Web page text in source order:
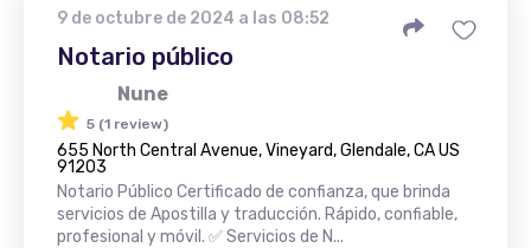
9 de octubre de 2024 a las 08:52
Notario público
Nune
5 (1 review)
655 North Central Avenue, Vineyard, Glendale, CA US
91203
Notario Público Certificado de confianza, que brinda
servicios de Apostilla y traducción. Rápido, confiable,
profesional y móvil. ✅ Servicios de N...